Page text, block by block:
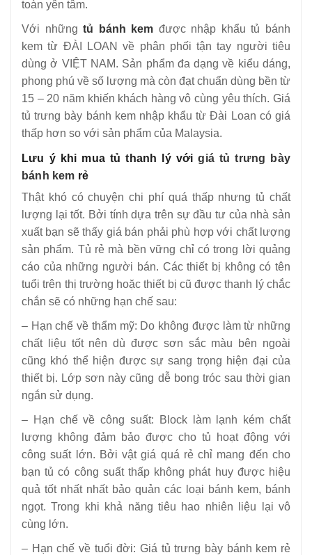
toàn yên tâm.
Với nhữngtủ bánh kem được nhập khẩu tủ bánh
kem từ ĐÀI LOAN về phân phối tận tay người tiêu
dùng ở VIỆT NAM. Sản phẩm đa dạng về kiểu dáng,
phong phú về số lượng mà còn đạt chuẩn dùng bền từ
15 – 20 năm khiến khách hàng vô cùng yêu thích. Giá
tủ trưng bày bánh kem nhập khẩu từ Đài Loan có giá
thấp hơn so với sản phẩm của Malaysia.
Lưu ý khi mua tủ thanh lý vớigiá tủ trưng bày
bánh kem rẻ
Thật khó có chuyện chi phí quá thấp nhưng tủ chất
lượng lại tốt. Bởi tính dựa trên sự đầu tư của nhà sản
xuất bạn sẽ thấy giá bán phải phù hợp với chất lượng
sản phẩm. Tủ rẻ mà bền vững chỉ có trong lời quảng
cáo của những người bán. Các thiết bị không có tên
tuổi trên thị trường hoặc thiết bị cũ được thanh lý chắc
chắn sẽ có những hạn chế sau:
– Hạn chế về thẩm mỹ: Do không được làm từ những
chất liệu tốt nên dù được sơn sắc màu bên ngoài
cũng khó thể hiện được sự sang trọng hiện đại của
thiết bị. Lớp sơn này cũng dễ bong tróc sau thời gian
ngắn sử dụng.
– Hạn chế về công suất: Block làm lạnh kém chất
lượng không đảm bảo được cho tủ hoạt động với
công suất lớn. Bởi vật giá quá rẻ chỉ mang đến cho
bạn tủ có công suất thấp không phát huy được hiệu
quả tốt nhất nhất bảo quản các loại bánh kem, bánh
ngọt. Trong khi khả năng tiêu hao nhiên liệu lại vô
cùng lớn.
– Hạn chế về tuổi đời: Giá tủ trưng bày bánh kem rẻ